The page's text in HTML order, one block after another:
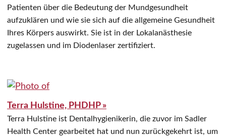
Patienten über die Bedeutung der Mundgesundheit
aufzuklären und wie sie sich auf die allgemeine Gesundheit
Ihres Körpers auswirkt. Sie ist in der Lokalanästhesie
zugelassen und im Diodenlaser zertifiziert.
Terra Hulstine, PHDHP »
Terra Hulstine ist Dentalhygienikerin, die zuvor im Sadler
Health Center gearbeitet hat und nun zurückgekehrt ist, um